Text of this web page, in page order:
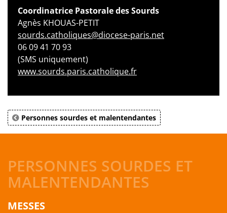
Coordinatrice Pastorale des Sourds
Agnès KHOUAS-PETIT
sourds.catholiques@diocese-paris.net
06 09 41 70 93
(SMS uniquement)
www.sourds.paris.catholique.fr
Personnes sourdes et malentendantes
PERSONNES SOURDES ET
MALENTENDANTES
MESSES